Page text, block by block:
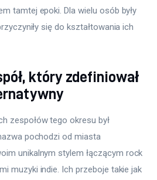
tamtej epoki. Dla wielu osób były
się do kształtowania ich
który zdefiniował
zespołów tego okresu był
pochodzi od miasta
unikalnym stylem łączącym rock
muzyki indie. Ich przeboje takie jak